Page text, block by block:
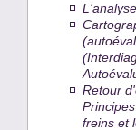
Retour
freins et